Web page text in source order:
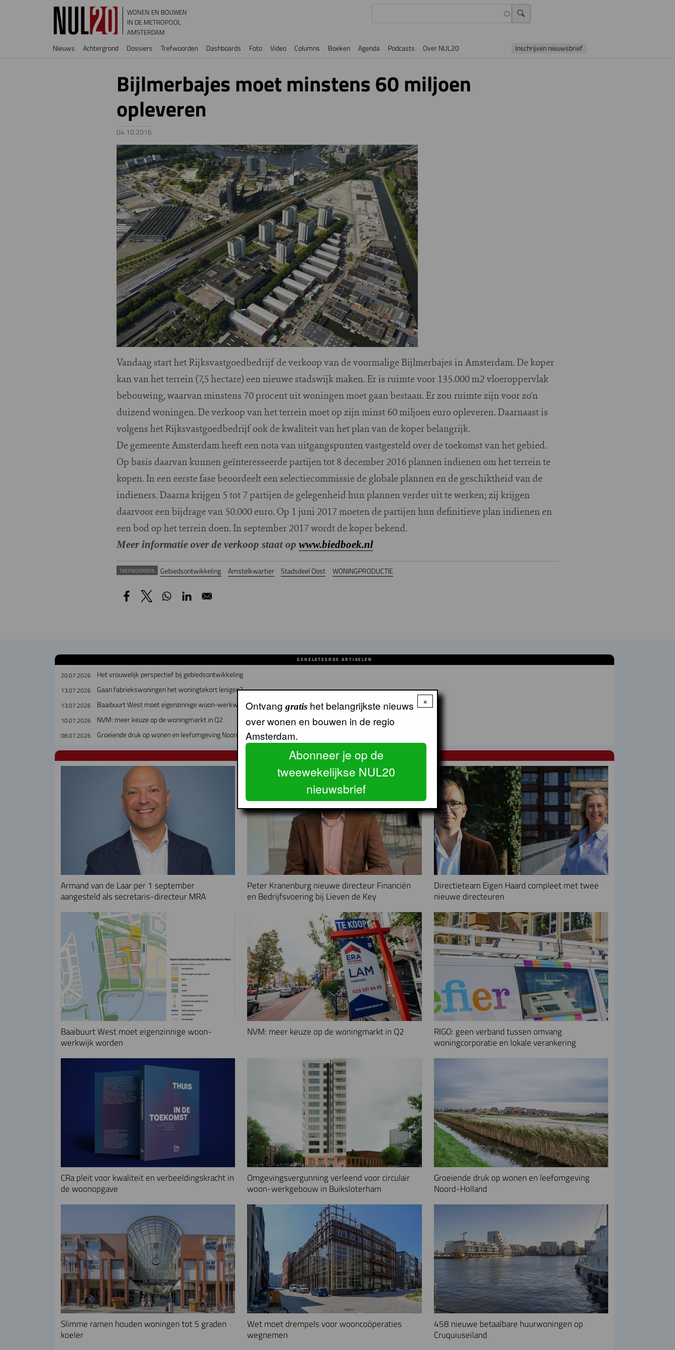
Overslaan en naar de inhoud gaan
WONEN EN BOUWEN
IN DE METROPOOL
AMSTERDAM
Hoofdnavigatie
Nieuws Achtergrond Dossiers Trefwoorden Dashboards Foto Video Columns Boeken Agenda Podcasts Over NUL20 Inschrijven nieuwsbrief
Bijlmerbajes moet minstens 60 miljoen
opleveren
04.10.2016
Image
Vandaag start het Rijksvastgoedbedrijf de verkoop van de voormalige Bijlmerbajes in Amsterdam. De koper
kan van het terrein (7,5 hectare) een nieuwe stadswijk maken. Er is ruimte voor 135.000 m2 vloeroppervlak
bebouwing, waarvan minstens 70 procent uit woningen moet gaan bestaan. Er zou ruimte zijn voor zo’n
duizend woningen. De verkoop van het terrein moet op zijn minst 60 miljoen euro opleveren. Daarnaast is
volgens het Rijksvastgoedbedrijf ook de kwaliteit van het plan van de koper belangrijk.
De gemeente Amsterdam heeft een nota van uitgangspunten vastgesteld over de toekomst van het gebied.
Op basis daarvan kunnen geïnteresseerde partijen tot 8 december 2016 plannen indienen om het terrein te
kopen. In een eerste fase beoordeelt een selectiecommissie de globale plannen en de geschiktheid van de
indieners. Daarna krijgen 5 tot 7 partijen de gelegenheid hun plannen verder uit te werken; zij krijgen
daarvoor een bijdrage van 50.000 euro. Op 1 juni 2017 moeten de partijen hun definitieve plan indienen en
een bod op het terrein doen. In september 2017 wordt de koper bekend.
Meer informatie over de verkoop staat op www.biedboek.nl
TREFWOORDEN Gebiedsontwikkeling Amstelkwartier Stadsdeel Oost WONINGPRODUCTIE
GERELATEERDE ARTIKELEN
20.07.2026 Het vrouwelijk perspectief bij gebiedsontwikkeling
13.07.2026 Gaan fabriekswoningen het woningtekort lenigen?
13.07.2026 Baaibuurt West moet eigenzinnige woon-werkwijk worden
10.07.2026 NVM: meer keuze op de woningmarkt in Q2
08.07.2026 Groeiende druk op wonen en leefomgeving Noord-Holland
NUL20 NIEUWS
Armand van de Laar per 1 september
aangesteld als secretaris-directeur MRA
Peter Kranenburg nieuwe directeur Financiën
en Bedrijfsvoering bij Lieven de Key
Directieteam Eigen Haard compleet met twee
nieuwe directeuren
Baaibuurt West moet eigenzinnige woon-
werkwijk worden
NVM: meer keuze op de woningmarkt in Q2
RIGO: geen verband tussen omvang
woningcorporatie en lokale verankering
CRa pleit voor kwaliteit en verbeeldingskracht in
de woonopgave
Omgevingsvergunning verleend voor circulair
woon-werkgebouw in Buiksloterham
Groeiende druk op wonen en leefomgeving
Noord-Holland
Slimme ramen houden woningen tot 5 graden
koeler
Wet moet drempels voor wooncoöperaties
wegnemen
458 nieuwe betaalbare huurwoningen op
Cruquiuseiland
×
Ontvang gratis het belangrijkste nieuws
over wonen en bouwen in de regio
Amsterdam.
Abonneer je op de
tweewekelijkse NUL20
nieuwsbrief